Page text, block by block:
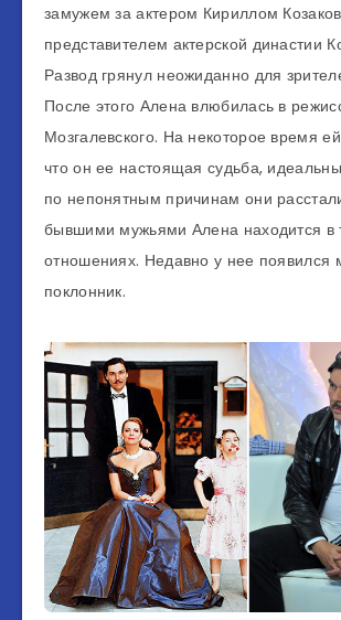
замужем за актером Кириллом
представителем актерской династии
Развод грянул неожиданно для
После этого Алена влюбилась в
Мозгалевского. На некоторое время
что он ее настоящая судьба,
по непонятным причинам они
бывшими мужьями Алена находится в
отношениях. Недавно у нее появился
поклонник.